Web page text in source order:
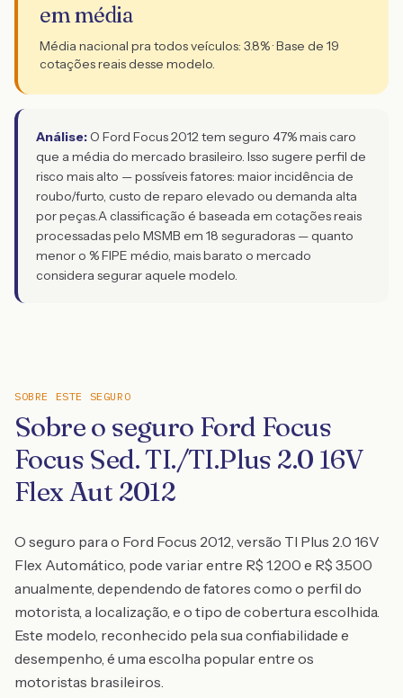
em média
Média nacional pra todos veículos: 3.8% · Base de 19
cotações reais desse modelo.
Análise: O Ford Focus 2012 tem seguro 47% mais caro
que a média do mercado brasileiro. Isso sugere perfil de
risco mais alto — possíveis fatores: maior incidência de
roubo/furto, custo de reparo elevado ou demanda alta
por peças.A classificação é baseada em cotações reais
processadas pelo MSMB em 18 seguradoras — quanto
menor o % FIPE médio, mais barato o mercado
considera segurar aquele modelo.
SOBRE ESTE SEGURO
Sobre o seguro Ford Focus
Focus Sed. TI./TI.Plus 2.0 16V
Flex Aut 2012
O seguro para o Ford Focus 2012, versão TI Plus 2.0 16V
Flex Automático, pode variar entre R$ 1.200 e R$ 3.500
anualmente, dependendo de fatores como o perfil do
motorista, a localização, e o tipo de cobertura escolhida.
Este modelo, reconhecido pela sua confiabilidade e
desempenho, é uma escolha popular entre os
motoristas brasileiros.